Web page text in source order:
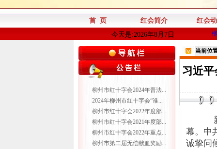
首 页 红会简介
红会
今天是:2026年8月7日
柳州市红十字会2024年普法...
2024年柳州市红十字会“谁...
柳州市红十字会2022年度部...
柳州市红十字会2021年度部...
柳州市红十字会2022年重点...
柳州市第二届无偿献血奖励...
当前位
习近
幕。中
诚挚问